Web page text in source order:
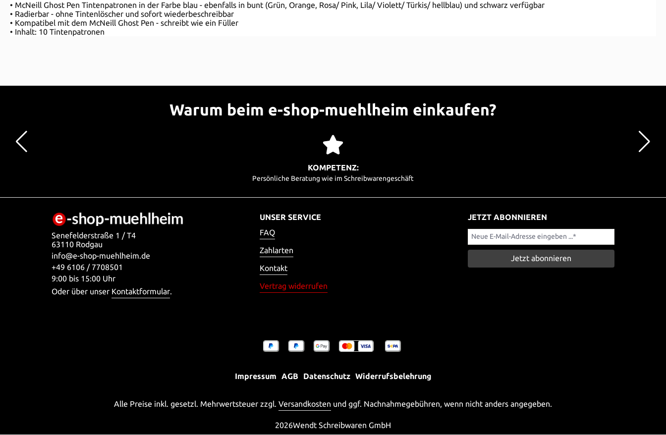
• McNeill Ghost Pen Tintenpatronen in der Farbe blau - ebenfalls in bunt (Grün, Orange, Rosa/ Pink, Lila/ Violett/ Türkis/ hellblau) und schwarz verfügbar
• Radierbar - ohne Tintenlöscher und sofort wiederbeschreibbar
• Kompatibel mit dem McNeill Ghost Pen - schreibt wie ein Füller
• Inhalt: 10 Tintenpatronen
Warum beim e-shop-muehlheim einkaufen?
KOMPETENZ:
Persönliche Beratung wie im Schreibwarengeschäft
Senefelderstraße 1 / T4
63110 Rodgau
info@e-shop-muehlheim.de
+49 6106 / 7708501
9:00 bis 15:00 Uhr
Oder über unser Kontaktformular.
UNSER SERVICE
FAQ
Zahlarten
Kontakt
Vertrag widerrufen
JETZT ABONNIEREN
Jetzt abonnieren
Impressum AGB Datenschutz Widerrufsbelehrung
Alle Preise inkl. gesetzl. Mehrwertsteuer zzgl. Versandkosten und ggf. Nachnahmegebühren, wenn nicht anders angegeben.
2026Wendt Schreibwaren GmbH